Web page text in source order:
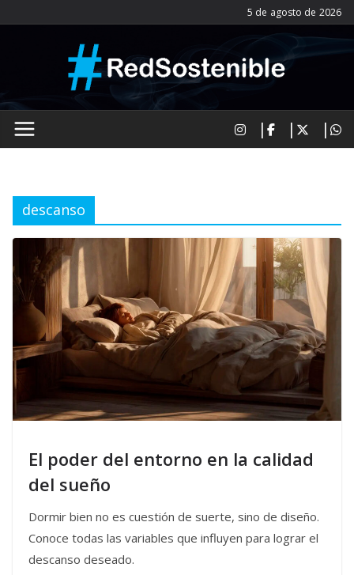
al
5 de agosto de 2026
descanso
El poder del entorno en la calidad
del sueño
Dormir bien no es cuestión de suerte, sino de diseño.
Conoce todas las variables que influyen para lograr el
descanso deseado.